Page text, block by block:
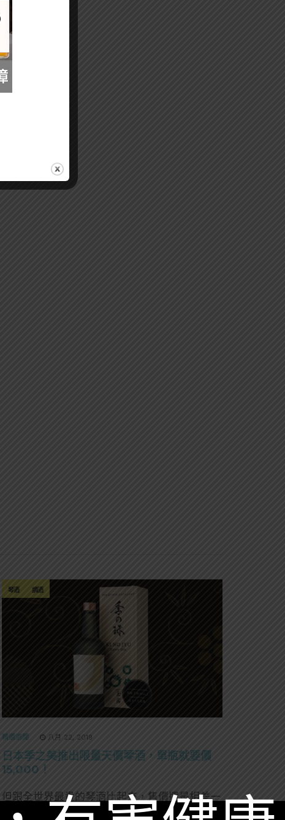
琴酒 調酒
精選酒聞 八月 22, 2019
日本季之美推出限量天價琴酒，單瓶就要價
15,000！
但跟全世界最貴的琴酒比起來，售價還是相差一
大截！